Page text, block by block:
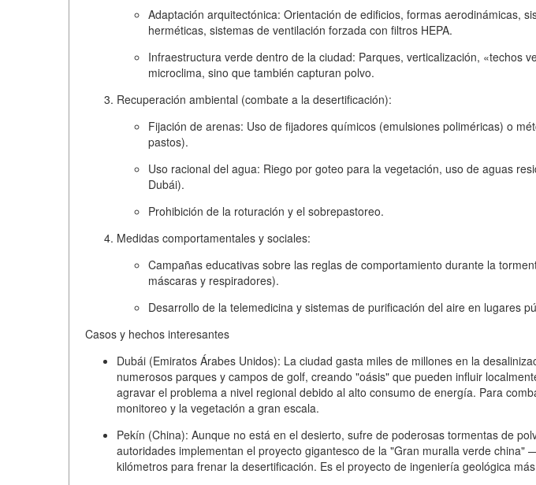
Adaptación arquitectónica: Orientación de edificios, formas aerodinámicas,
herméticas, sistemas de ventilación forzada con filtros HEPA.
Infraestructura verde dentro de la ciudad: Parques, verticalización, «techos
microclima, sino que también capturan polvo.
Recuperación ambiental (combate a la desertificación):
Fijación de arenas: Uso de fijadores químicos (emulsiones poliméricas) o
pastos).
Uso racional del agua: Riego por goteo para la vegetación, uso de aguas
Dubái).
Prohibición de la roturación y el sobrepastoreo.
Medidas comportamentales y sociales:
Campañas educativas sobre las reglas de comportamiento durante la
máscaras y respiradores).
Desarrollo de la telemedicina y sistemas de purificación del aire en lugares
Casos y hechos interesantes
Dubái (Emiratos Árabes Unidos): La ciudad gasta miles de millones en la
numerosos parques y campos de golf, creando "oásis" que pueden influir
agravar el problema a nivel regional debido al alto consumo de energía. Para
monitoreo y la vegetación a gran escala.
Pekín (China): Aunque no está en el desierto, sufre de poderosas tormentas de
autoridades implementan el proyecto gigantesco de la "Gran muralla verde china"
kilómetros para frenar la desertificación. Es el proyecto de ingeniería geológica